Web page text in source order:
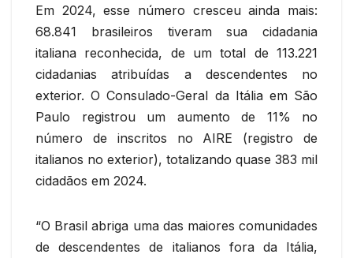
Em 2024, esse número cresceu ainda mais:
68.841 brasileiros tiveram sua cidadania
italiana reconhecida, de um total de 113.221
cidadanias atribuídas a descendentes no
exterior. O Consulado-Geral da Itália em São
Paulo registrou um aumento de 11% no
número de inscritos no AIRE (registro de
italianos no exterior), totalizando quase 383 mil
cidadãos em 2024.
“O Brasil abriga uma das maiores comunidades
de descendentes de italianos fora da Itália,